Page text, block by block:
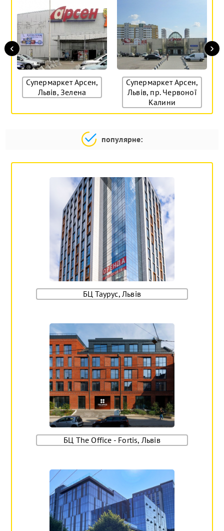
Супермаркет Арсен,
Львів, Зелена
Супермаркет Арсен,
Львів, пр. Червоної
Калини
‹ ›
популярне:
БЦ Таурус, Львів
БЦ The Office - Fortis, Львів